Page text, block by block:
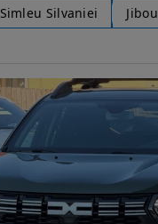
Simleu Silvaniei Jibou